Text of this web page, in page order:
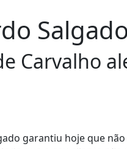
Carvalho
garantiu hoje que